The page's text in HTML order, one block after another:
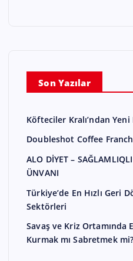
Son Yazılar
Köfteciler Kralı’ndan
Doubleshot Coffee
ALO DİYET –
ÜNVANI
Türkiye’de En Hızlı Geri
Sektörleri
Savaş ve Kriz Ortamında
Kurmak mı Sabretmek mi?